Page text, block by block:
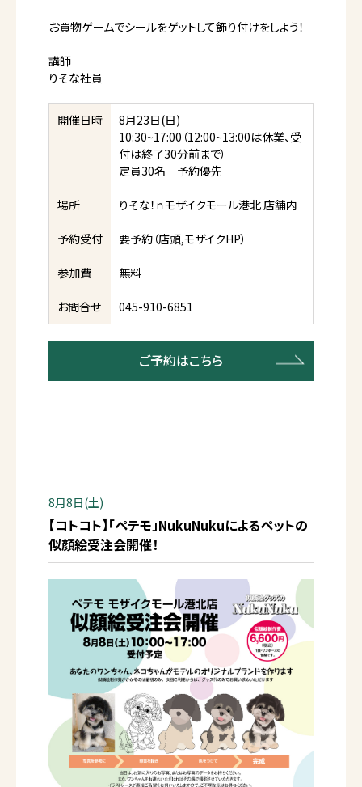
お買物ゲームでシールをゲットして飾り付けをしよう！
講師
りそな社員
開催日時
8月23日(日)
10:30~17:00（12:00~13:00は休業、受
付は終了30分前まで）
定員30名 予約優先
場所 りそな！ｎモザイクモール港北 店舗内
予約受付 要予約（店頭,モザイクHP）
参加費 無料
お問合せ 045-910-6851
ご予約はこちら
8月8日(土)
【コトコト】「ペテモ」NukuNukuによるペットの
似顔絵受注会開催！